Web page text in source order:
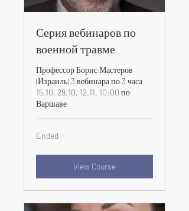
Серия вебинаров по
военной травме
Профессор Борис Мастеров
(Израиль) 3 вебинара по 3 часа
15.10, 29.10, 12.11. 10:00 по
Варшаве
Ended
View Course